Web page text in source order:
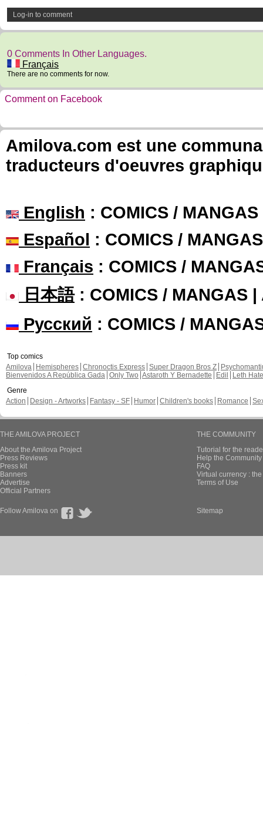
Log-in to comment
0 Comments In Other Languages.
Français
There are no comments for now.
Comment on Facebook
Amilova.com est une
traducteurs d'oeuvres
English : COMICS /
Español : COMICS /
Français : COMICS /
日本語: COMICS / MANGAS |
Русский : COMICS /
Top comics
Amilova
Hemispheres Chronoctis Express Super Dragon Bros Z
Bienvenidos A República Gada Only Two Astaroth Y Bernadette Edil
Leth Hate
Genre
Action
Design - Artworks Fantasy - SF Humor Children's books Romance
THE AMILOVA PROJECT
About the Amilova Project
Press Reviews
Press kit
Banners
Advertise
Official Partners
THE COMMUNITY
Tutorial for the
Help the
FAQ
Virtual currency :
Terms of Use
Follow Amilova on Sitemap